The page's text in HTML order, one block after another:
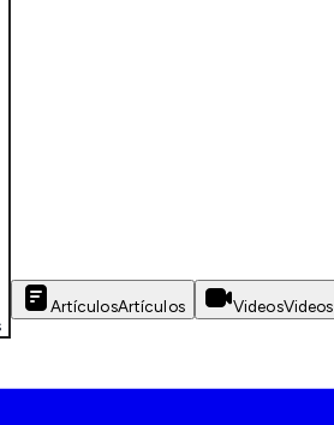
ArtículosArtículos VideosVideos